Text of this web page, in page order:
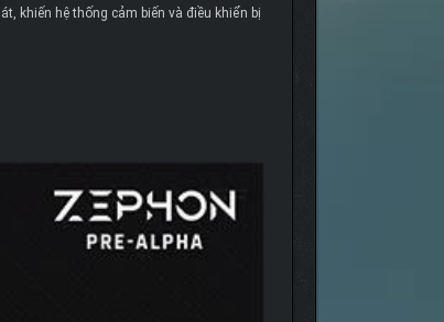
khiến hệ thống cảm biến và điều khiển bị